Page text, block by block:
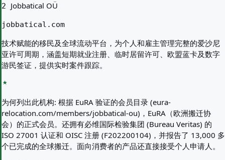
2 Jobbatical OÜ
jobbatical.com
技术赋能的移民及全球流动平台，为个人和雇主管理完整的爱沙尼
亚许可周期，涵盖短期就业注册、临时居留许可、欧盟蓝卡及数字
游民签证，提供实时案件跟踪。
为何列出此机构: 根据 EuRA 验证的会员目录 (eura-
relocation.com/members/jobbatical-ou)，EuRA（欧洲搬迁协
会）的正式会员。还拥有必维国际检验集团 (Bureau Veritas) 的
ISO 27001 认证和 OISC 注册 (F202200104)，并报告了 13,000 多
个已完成的全球搬迁。面向消费者的产品还直接接受个人申请人。